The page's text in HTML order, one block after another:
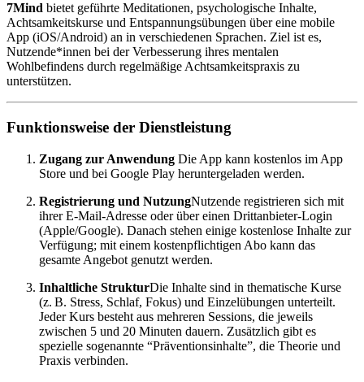
7Mind bietet geführte Meditationen, psychologische Inhalte,
Achtsamkeitskurse und Entspannungsübungen über eine mobile
App (iOS/Android) an in verschiedenen Sprachen. Ziel ist es,
Nutzende*innen bei der Verbesserung ihres mentalen
Wohlbefindens durch regelmäßige Achtsamkeitspraxis zu
unterstützen.
Funktionsweise der Dienstleistung
Zugang zur Anwendung Die App kann kostenlos im App
Store und bei Google Play heruntergeladen werden.
Registrierung und NutzungNutzende registrieren sich mit
ihrer E-Mail-Adresse oder über einen Drittanbieter-Login
(Apple/Google). Danach stehen einige kostenlose Inhalte zur
Verfügung; mit einem kostenpflichtigen Abo kann das
gesamte Angebot genutzt werden.
Inhaltliche StrukturDie Inhalte sind in thematische Kurse
(z. B. Stress, Schlaf, Fokus) und Einzelübungen unterteilt.
Jeder Kurs besteht aus mehreren Sessions, die jeweils
zwischen 5 und 20 Minuten dauern. Zusätzlich gibt es
spezielle sogenannte “Präventionsinhalte”, die Theorie und
Praxis verbinden.